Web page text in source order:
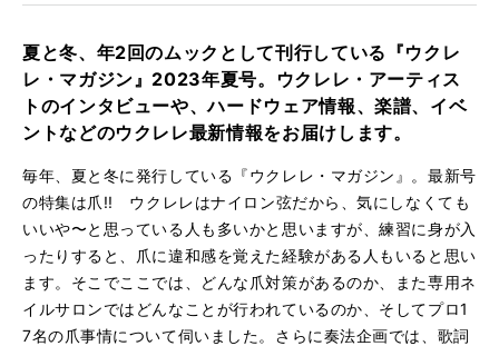
夏と冬、年2回のムックとして刊行している『ウクレ
レ・マガジン』2023年夏号。ウクレレ・アーティス
トのインタビューや、ハードウェア情報、楽譜、イベ
ントなどのウクレレ最新情報をお届けします。
毎年、夏と冬に発行している『ウクレレ・マガジン』。最新号
の特集は爪!! ウクレレはナイロン弦だから、気にしなくても
いいや〜と思っている人も多いかと思いますが、練習に身が入
ったりすると、爪に違和感を覚えた経験がある人もいると思い
ます。そこでここでは、どんな爪対策があるのか、また専用ネ
イルサロンではどんなことが行われているのか、そしてプロ1
7名の爪事情について伺いました。さらに奏法企画では、歌詞